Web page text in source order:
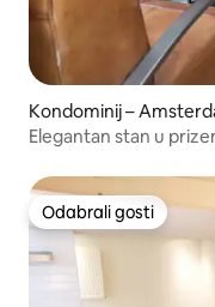
Kondominij –
Elegantan stan u
Odabrali gosti
Odabrali gosti